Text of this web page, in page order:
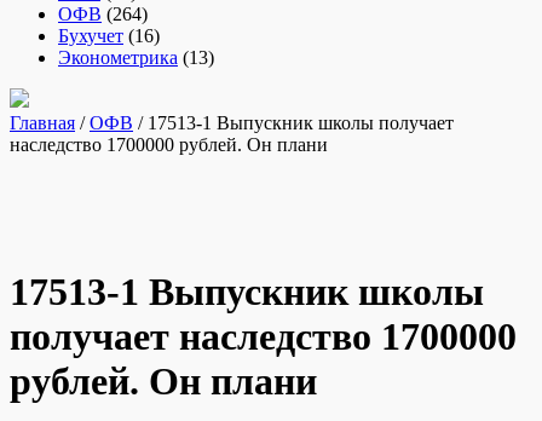
ОФВ (264)
Бухучет (16)
Эконометрика (13)
Главная /ОФВ / 17513-1 Выпускник школы получает
наследство 1700000 рублей. Он плани
17513-1 Выпускник школы
получает наследство 1700000
рублей. Он плани